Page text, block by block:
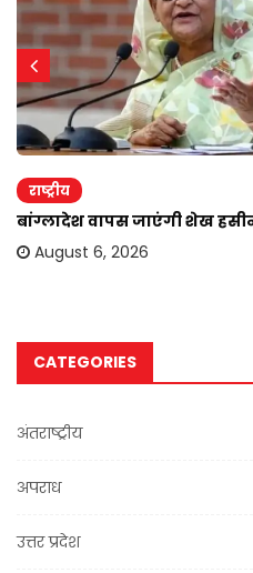
राष्ट्रीय
बांग्लादेश वापस जाएंगी शेख
August 6, 2026
CATEGORIES
अंतराष्ट्रीय
अपराध
उत्तर प्रदेश